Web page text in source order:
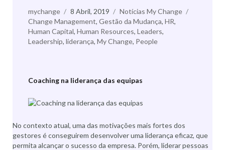
Autor
mychange
Publicado
a
8 Abril, 2019 Categorias
Notícias My Change
Change Management, Gestão da Mudança, HR,
Human Capital, Human Resources, Leaders,
Leadership, liderança, My Change, People
Coaching na liderança das equipas
No contexto atual, uma das motivações mais fortes dos
gestores é conseguirem desenvolver uma liderança eficaz, que
permita alcançar o sucesso da empresa. Porém, liderar pessoas